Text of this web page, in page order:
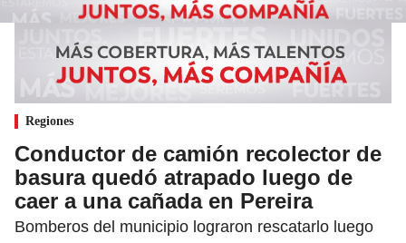
Regiones
Conductor de camión recolector de
basura quedó atrapado luego de
caer a una cañada en Pereira
Bomberos del municipio lograron rescatarlo luego